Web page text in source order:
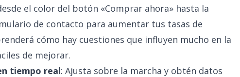
el color del botón «Comprar ahora» hasta la
de contacto para aumentar tus tasas de
cómo hay cuestiones que influyen mucho en la
de mejorar.
tiempo real: Ajusta sobre la marcha y obtén datos